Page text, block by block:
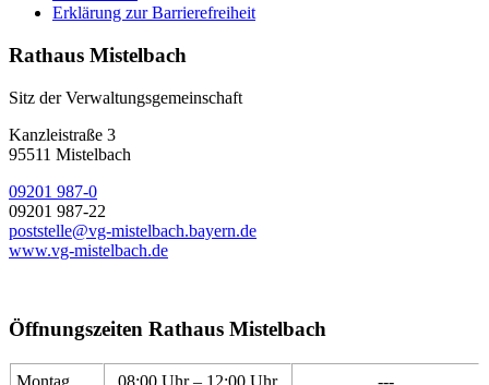
Erklärung zur Barrierefreiheit
Rathaus Mistelbach
Sitz der Verwaltungsgemeinschaft
Kanzleistraße 3
95511 Mistelbach
09201 987-0
09201 987-22
poststelle@vg-mistelbach.bayern.de
www.vg-mistelbach.de
Öffnungszeiten Rathaus Mistelbach